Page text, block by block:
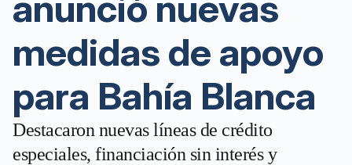
medidas de apoyo
para Bahía Blanca
Destacaron nuevas líneas de crédito
especiales, financiación sin interés y